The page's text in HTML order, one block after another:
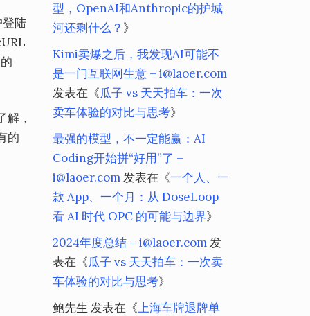
陆
，
的
型，OpenAI和Anthropic的护城
河还剩什么？ 》
Kimi卖爆之后，我发现AI可能不
是一门互联网生意 – i@laoer.com
发表在《瓜子 vs 天天拍车：一次
卖车体验的对比与思考》
最强的模型，不一定能赢：AI
Coding开始拼“好用”了 –
i@laoer.com发表在《一个人、一
款 App、一个月：从 DoseLoop
看 AI 时代 OPC 的可能与边界》
2024年度总结 – i@laoer.com发
表在《瓜子 vs 天天拍车：一次卖
车体验的对比与思考》
鲍先生 发表在《上海车牌退牌单